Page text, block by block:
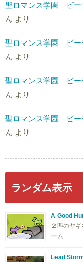
聖ロマンス学園 ビー
ん より
聖ロマンス学園 ビー
ん より
聖ロマンス学園 ビー
ん より
聖ロマンス学園 ビー
ん より
ランダム表示
A Good
２匹のヤ
ーム …
Lead